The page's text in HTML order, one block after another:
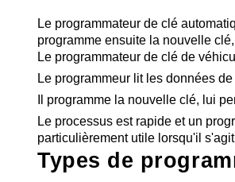
Le programmateur de clé
programme ensuite la nouvelle
Le programmateur de clé de
Le programmeur lit les données
Il programme la nouvelle clé, lui
Le processus est rapide et un
particulièrement utile lorsqu'il
Types de